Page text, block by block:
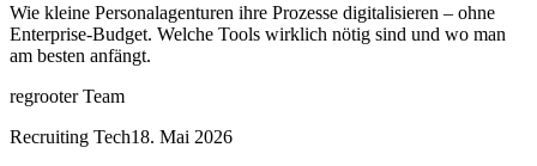
Wie kleine Personalagenturen ihre Prozesse digitalisieren – ohne
Enterprise-Budget. Welche Tools wirklich nötig sind und wo man
am besten anfängt.
regrooter Team
Recruiting Tech18. Mai 2026